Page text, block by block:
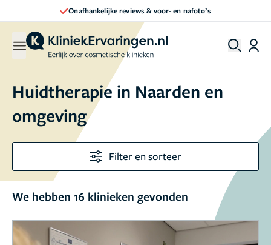
Direct een afspraak maken
Huidtherapie in Naarden en
omgeving
Filter en sorteer
We hebben 16 klinieken gevonden